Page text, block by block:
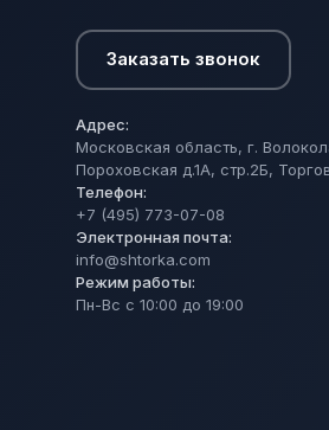
Заказать звонок
Адрес:
Московская область, г.
Пороховская д.1А, стр.2Б,
Телефон:
+7 (495) 773-07-08
Электронная почта:
info@shtorka.com
Режим работы:
Пн-Вс c 10:00 до 19:00